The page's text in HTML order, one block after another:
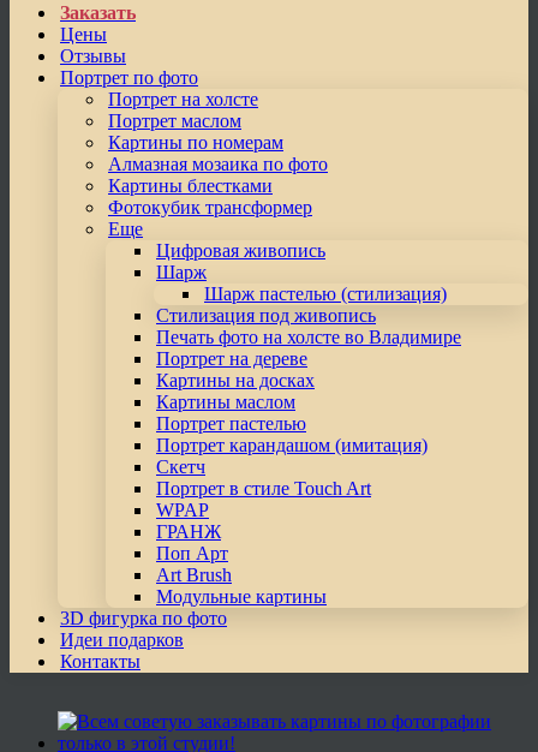
Заказать
Цены
Отзывы
Портрет по фото
Портрет на холсте
Портрет маслом
Картины по номерам
Алмазная мозаика по фото
Картины блестками
Фотокубик трансформер
Еще
Цифровая живопись
Шарж
Шарж пастелью (стилизация)
Стилизация под живопись
Печать фото на холсте во Владимире
Портрет на дереве
Картины на досках
Картины маслом
Портрет пастелью
Портрет карандашом (имитация)
Скетч
Портрет в стиле Touch Art
WPAP
ГРАНЖ
Поп Арт
Art Brush
Модульные картины
3D фигурка по фото
Идеи подарков
Контакты